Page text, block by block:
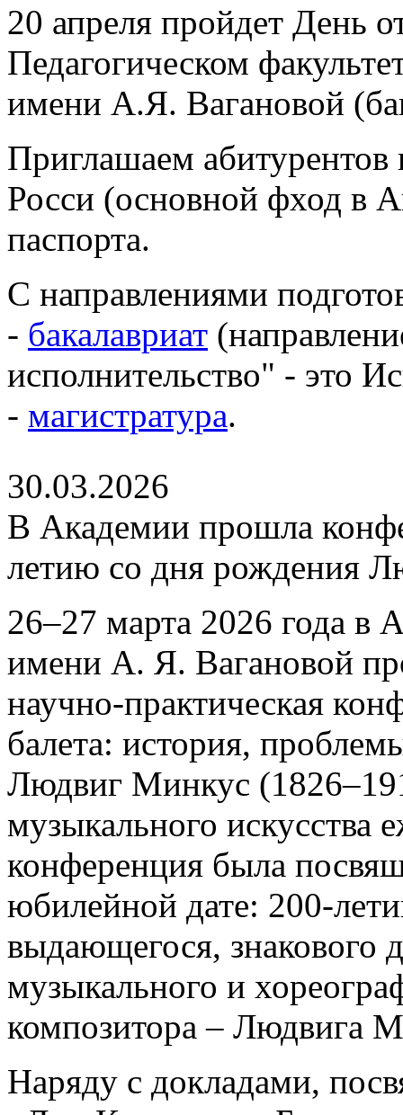
20 апреля пройдет День
Педагогическом
имени А.Я. Вагановой
Приглашаем
Росси (основной фход в
паспорта.
С направлениями
- бакалавриат
исполнительство" - это
- магистратура.
30.03.2026
В Академии прошла
летию со дня рождения
26–27 марта 2026 года в
имени А. Я. Вагановой
научно-практическая
балета: история,
Людвиг Минкус
музыкального искусства
конференция была
юбилейной дате: 200-
выдающегося, знакового
музыкального и
композитора – Людвига
Наряду с докладами,